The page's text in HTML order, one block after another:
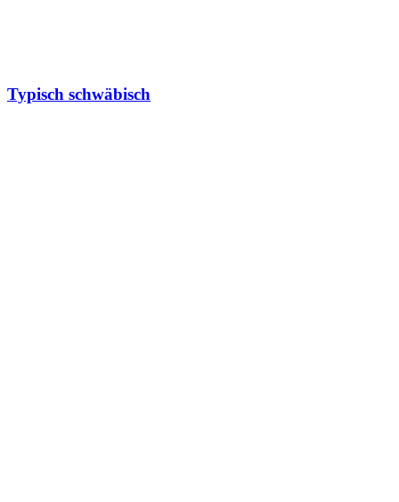
Typisch schwäbisch